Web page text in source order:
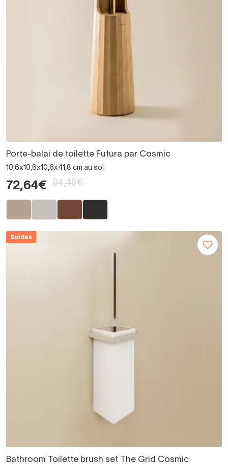
Porte-balai de toilette Futura par Cosmic
10,6x10,6x10,6x41,8 cm au sol
72,64€ 84,46€
Soldes
Bathroom Toilette brush set The Grid Cosmic